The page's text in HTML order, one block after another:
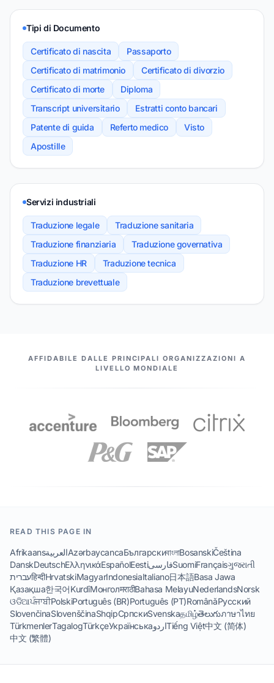
Tipi di Documento
Certificato di nascita
Passaporto
Certificato di matrimonio
Certificato di divorzio
Certificato di morte
Diploma
Transcript universitario
Estratti conto bancari
Patente di guida
Referto medico
Visto
Apostille
Servizi industriali
Traduzione legale
Traduzione sanitaria
Traduzione finanziaria
Traduzione governativa
Traduzione HR
Traduzione tecnica
Traduzione brevettuale
I NOSTRI PARTNER
AFFIDABILE DALLE PRINCIPALI ORGANIZZAZIONI A
LIVELLO MONDIALE
READ THIS PAGE IN
AfrikaansالعربيةAzərbaycancaБългарскиবাংলাBosanskiČeština
DanskDeutschΕλληνικάEspañolEestiفارسیSuomiFrançaisગુજરાતી
עבריתहिन्दीHrvatskiMagyarIndonesiaItaliano日本語Basa Jawa
Қазақша한국어KurdîМонголमराठीBahasa MelayuNederlandsNorsk
ଓଡିଆਪੰਜਾਬੀPolskiPortuguês (BR)Português (PT)RomânăРусский
SlovenčinaSlovenščinaShqipСрпскиSvenskaதமிழ்తెలుగుภาษาไทย
TürkmenlerTagalogTürkçeУкраїнськаاردوTiếng Việt中文 (简体)
中文 (繁體)